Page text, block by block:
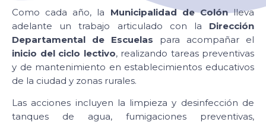
Como cada año, la Municipalidad de Colónlleva
adelante un trabajo articulado con la Dirección
Departamental de Escuelas para acompañar el
inicio del ciclo lectivo, realizando tareas preventivas
y de mantenimiento en establecimientos educativos
de la ciudad y zonas rurales.
Las acciones incluyen la limpieza y desinfección de
tanques de agua, fumigaciones preventivas,